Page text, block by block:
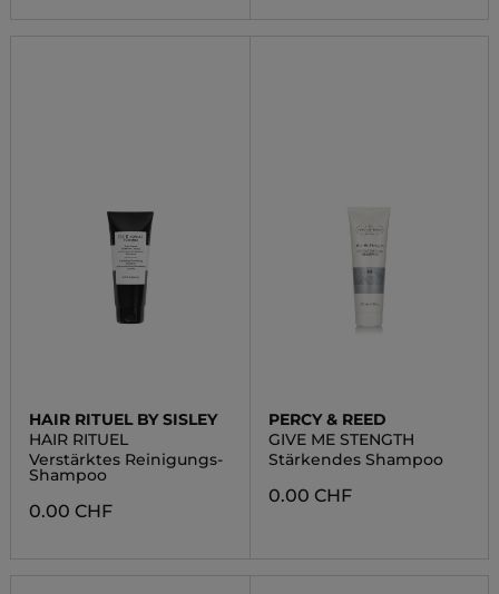
HAIR RITUEL BY SISLEY
HAIR RITUEL
Verstärktes Reinigungs-
Shampoo
0.00 CHF
PERCY & REED
GIVE ME STENGTH
Stärkendes Shampoo
0.00 CHF